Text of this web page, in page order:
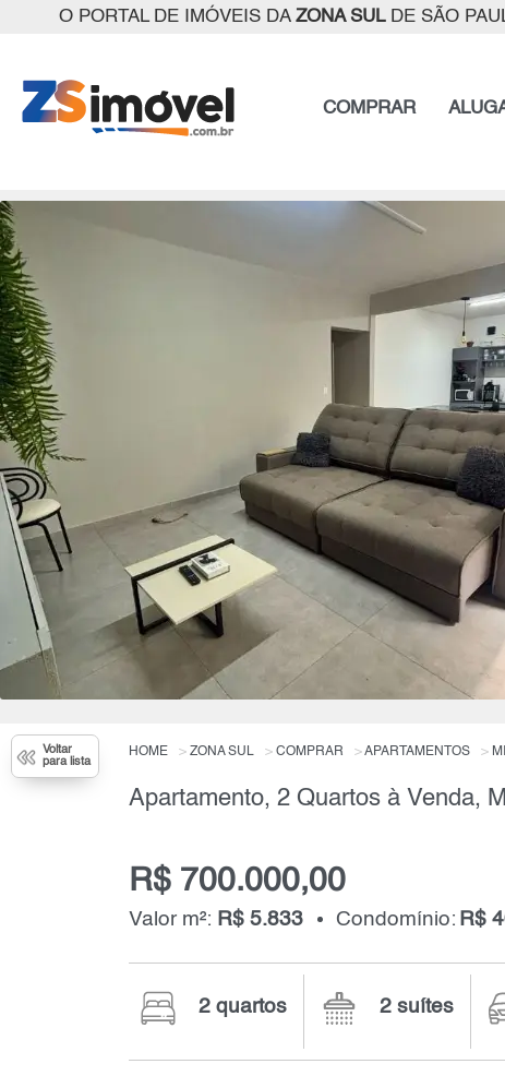
O PORTAL DE IMÓVEIS DA ZONA SULDE SÃO
COMPRAR
Voltar
para lista
HOME ZONA SUL COMPRAR APARTAMENTOS
R$ 700.000,00
Valor m²: R$ 5.833 Condomínio: R$
2 quartos 2 suítes